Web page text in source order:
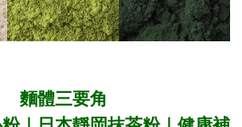
麵體三要角